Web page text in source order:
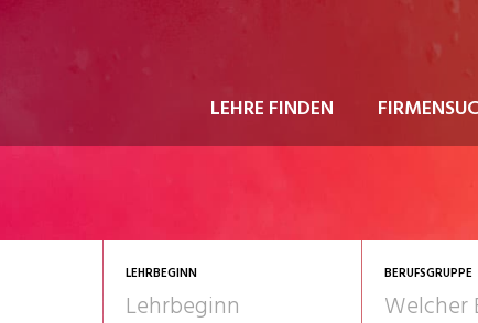
LEHRE FINDEN
LEHRBEGINN BERUFSGRUPPE